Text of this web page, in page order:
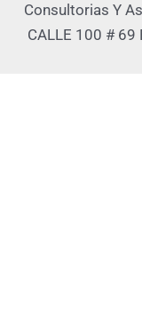
Consultorias Y
CALLE 100 # 69